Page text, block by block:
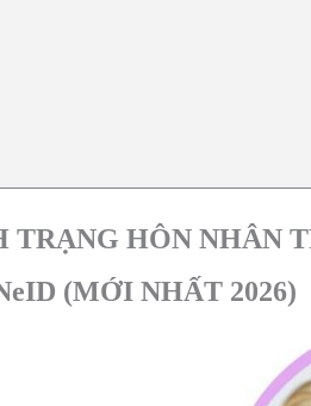
HÔN NHÂN
(MỚI NHẤT 2026)